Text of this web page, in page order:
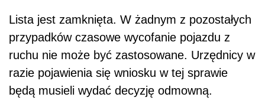
Lista jest zamknięta. W żadnym z pozostałych
przypadków czasowe wycofanie pojazdu z
ruchu nie może być zastosowane. Urzędnicy w
razie pojawienia się wniosku w tej sprawie
będą musieli wydać decyzję odmowną.